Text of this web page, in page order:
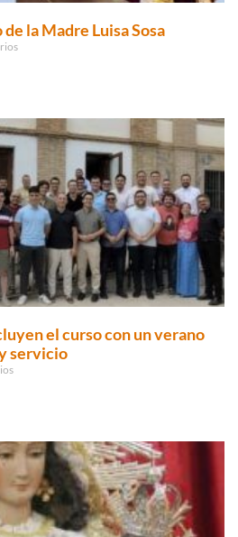
la Madre Luisa Sosa
el curso con un verano
servicio